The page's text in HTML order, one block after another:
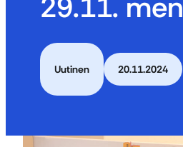
Uutinen 20.11.2024